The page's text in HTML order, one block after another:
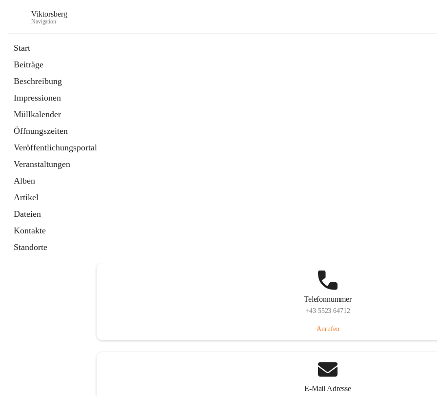
Viktorsberg
Navigation
Start
Beiträge
Beschreibung
Impressionen
Müllkalender
Öffnungszeiten
Veröffentlichungsportal
Veranstaltungen
Alben
Artikel
Dateien
Kontakte
Standorte
Telefonnummer
+43 5523 64712
Anrufen
E-Mail Adresse